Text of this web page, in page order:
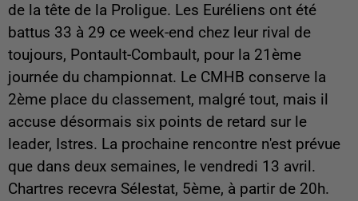
de la tête de la Proligue. Les Euréliens ont été
battus 33 à 29 ce week-end chez leur rival de
toujours, Pontault-Combault, pour la 21ème
journée du championnat. Le CMHB conserve la
2ème place du classement, malgré tout, mais il
accuse désormais six points de retard sur le
leader, Istres. La prochaine rencontre n'est prévue
que dans deux semaines, le vendredi 13 avril.
Chartres recevra Sélestat, 5ème, à partir de 20h.